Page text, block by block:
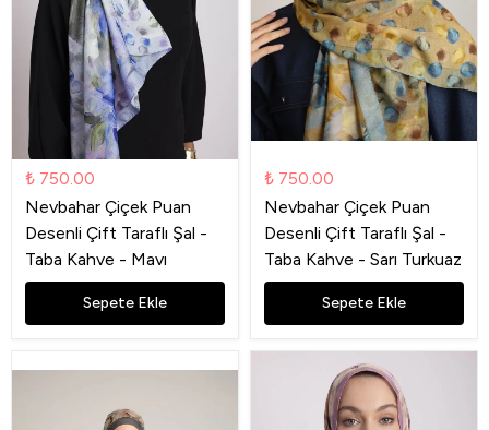
₺ 750.00
Nevbahar Çiçek Puan
Desenli Çift Taraflı Şal -
Taba Kahve - Mavı
Sepete Ekle
₺ 750.00
Nevbahar Çiçek Puan
Desenli Çift Taraflı Şal -
Taba Kahve - Sarı Turkuaz
Sepete Ekle